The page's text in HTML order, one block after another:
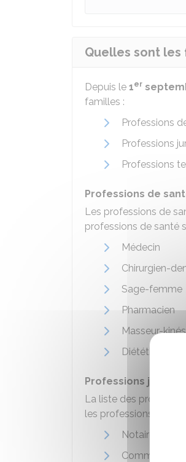
Quelles sont
Depuis le 1er
familles :
Professions
Professions
Professions
Professions de
Les professions de
professions de santé
Médecin
Chirurgien-
Sage-femme
Pharmacien
Masseur-
Diététicien
Professions
La liste des
les professions
Notaire
Commissaire